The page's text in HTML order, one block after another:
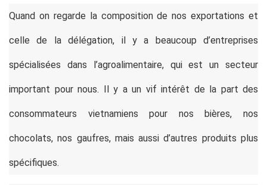
Quand on regarde la composition de nos exportations et
celle de la délégation, il y a beaucoup d’entreprises
spécialisées dans l’agroalimentaire, qui est un secteur
important pour nous. Il y a un vif intérêt de la part des
consommateurs vietnamiens pour nos bières, nos
chocolats, nos gaufres, mais aussi d’autres produits plus
spécifiques.